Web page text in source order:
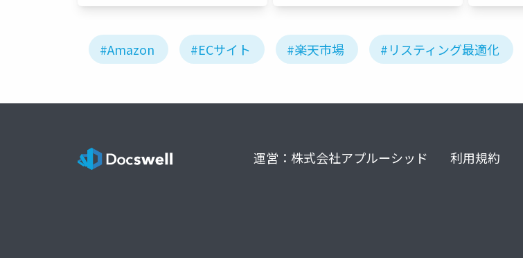
#Amazon #ECサイト #楽天市場 #リスティング最適化
運営：株式会社アプルーシッド 利用規約